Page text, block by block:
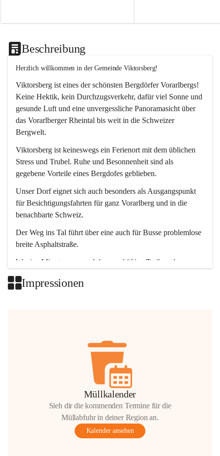
Beschreibung
Herzlich willkommen in der Gemeinde Viktorsberg!
Viktorsberg ist eines der schönsten Bergdörfer Vorarlbergs!
Keine Hektik, kein Durchzugsverkehr, dafür viel Sonne und
gesunde Luft und eine unvergessliche Panoramasicht über
das Vorarlberger Rheintal bis weit in die Schweizer
Bergwelt.
Viktorsberg ist keineswegs ein Ferienort mit dem üblichen
Stress und Trubel. Ruhe und Besonnenheit sind als
gegebene Vorteile eines Bergdofes geblieben.
Unser Dorf eignet sich auch besonders als Ausgangspunkt
für Besichtigungsfahrten für ganz Vorarlberg und in die
benachbarte Schweiz.
Der Weg ins Tal führt über eine auch für Busse problemlose
breite Asphaltstraße.
Wenige Minuten nur, und das geschäftige Treiben der
Impressionen
Müllkalender
Sieh dir die kommenden Termine für die
Müllabfuhr in deiner Region an.
Kalender ansehen